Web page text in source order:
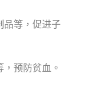
等，促进子
预防贫血。